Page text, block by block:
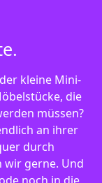
kleine Mini-
die
müssen?
an ihrer
durch
wir gerne. Und